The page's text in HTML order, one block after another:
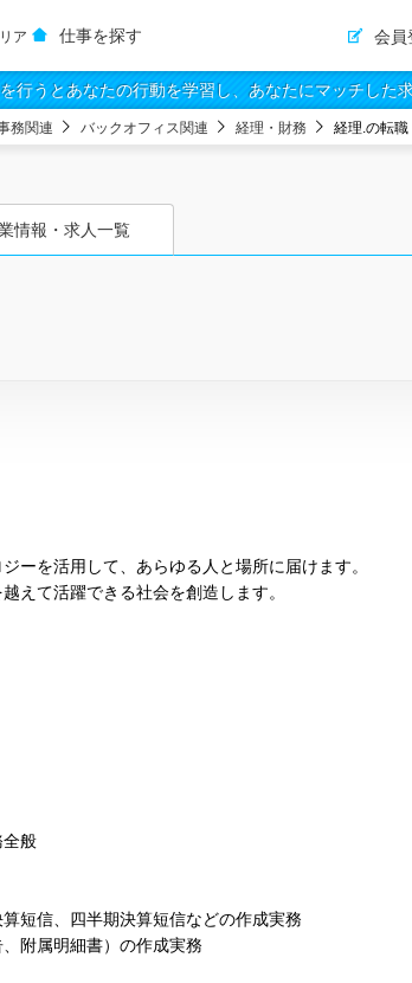
ア 仕事を探す 会員
行うとあなたの行動を学習し、あなたにマッチした
務関連 バックオフィス関連 経理・財務 経理.の転職
情報・求人一覧
ーを活用して、あらゆる人と場所に届けます。
えて活躍できる社会を創造します。
全般
短信、四半期決算短信などの作成実務
附属明細書）の作成実務